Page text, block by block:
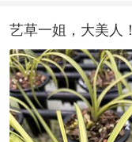
艺草一姐，大美人！